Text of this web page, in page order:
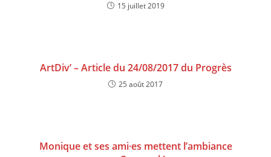
15 juillet 2019
ArtDiv’ – Article du 24/08/2017 du Progrès
25 août 2017
Monique et ses ami·es mettent l’ambiance